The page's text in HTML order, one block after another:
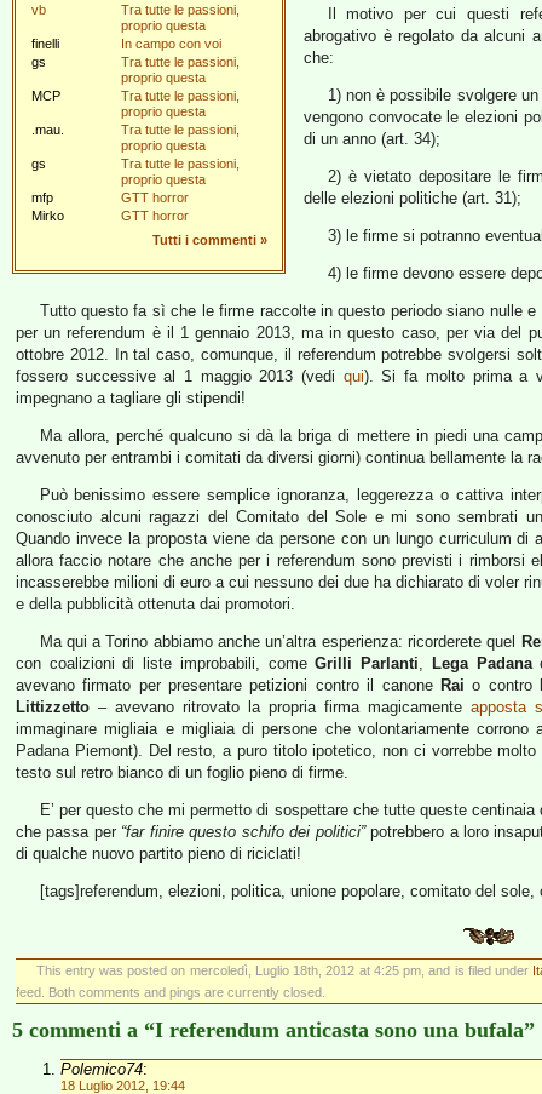
vb
Tra tutte le passioni,
proprio questa
finelli
In campo con voi
gs
Tra tutte le passioni,
proprio questa
MCP
Tra tutte le passioni,
proprio questa
.mau.
Tra tutte le passioni,
proprio questa
gs
Tra tutte le passioni,
proprio questa
mfp
GTT horror
Mirko
GTT horror
Tutti i commenti »
Il motivo per cui questi
abrogativo è regolato da alcuni
che:
1) non è possibile svolgere
vengono convocate le elezioni
di un anno (art. 34);
2) è vietato depositare le
delle elezioni politiche (art. 31);
3) le firme si potranno
4) le firme devono essere
Tutto questo fa sì che le firme raccolte in questo periodo siano nulle
per un referendum è il 1 gennaio 2013, ma in questo caso, per via del
ottobre 2012. In tal caso, comunque, il referendum potrebbe svolgersi
fossero successive al 1 maggio 2013 (vedi qui). Si fa molto prima a
impegnano a tagliare gli stipendi!
Ma allora, perché qualcuno si dà la briga di mettere in piedi una
avvenuto per entrambi i comitati da diversi giorni) continua bellamente la
Può benissimo essere semplice ignoranza, leggerezza o cattiva
conosciuto alcuni ragazzi del Comitato del Sole e mi sono sembrati
Quando invece la proposta viene da persone con un lungo curriculum
allora faccio notare che anche per i referendum sono previsti i rimborsi
incasserebbe milioni di euro a cui nessuno dei due ha dichiarato di voler
e della pubblicità ottenuta dai promotori.
Ma qui a Torino abbiamo anche un’altra esperienza: ricorderete quel
con coalizioni di liste improbabili, comeGrilli Parlanti, Lega Padana
avevano firmato per presentare petizioni contro il canone Rai o contro
Littizzetto – avevano ritrovato la propria firma magicamente apposta
immaginare migliaia e migliaia di persone che volontariamente
Padana Piemont). Del resto, a puro titolo ipotetico, non ci vorrebbe
testo sul retro bianco di un foglio pieno di firme.
E’ per questo che mi permetto di sospettare che tutte queste
che passa per “far finire questo schifo dei politici”potrebbero a loro
di qualche nuovo partito pieno di riciclati!
[tags]referendum, elezioni, politica, unione popolare, comitato del
This entry was posted on mercoledì, Luglio 18th, 2012 at 4:25 pm, and is filed under
feed. Both comments and pings are currently closed.
5 commenti a “I referendum anticasta sono una bufala”
Polemico74:
18 Luglio 2012, 19:44